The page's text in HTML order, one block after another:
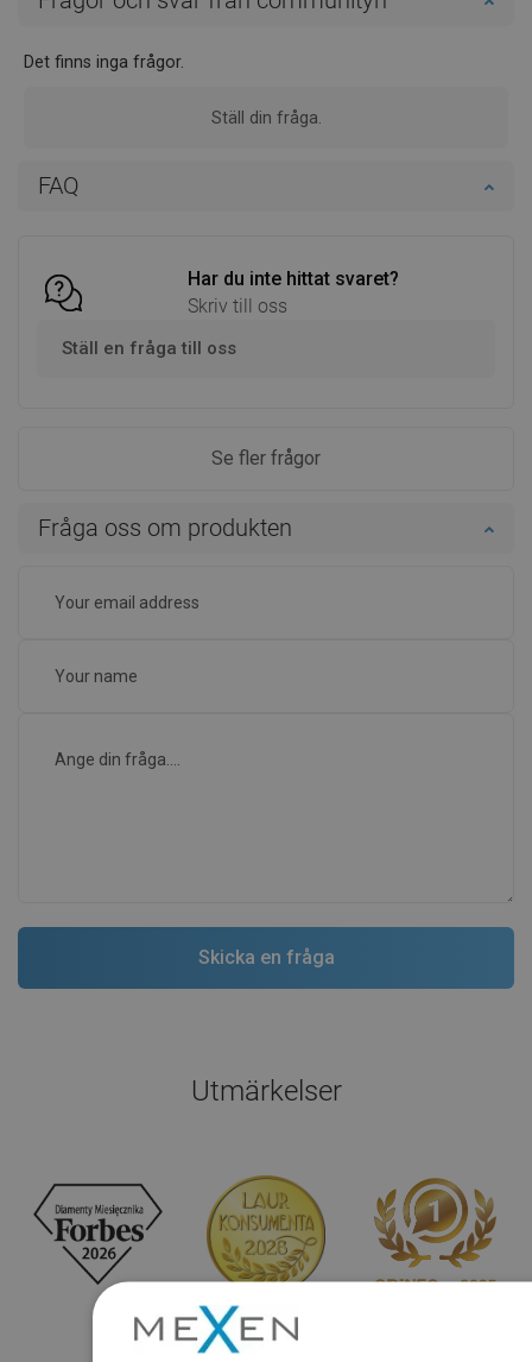
FAQ
Har du inte hittat svaret?
Skriv till oss
Ställ en fråga till oss
Se fler frågor
Det finns inga frågor.
Ställ din fråga.
Fråga oss om produkten
Utmärkelser